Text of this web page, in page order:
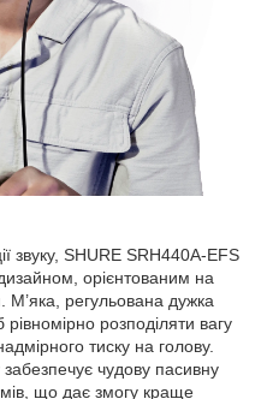
звуку, SHURE SRH440A-EFS
орієнтованим на
М’яка, регульована дужка
розподіляти вагу
тиску на голову.
забезпечує чудову пасивну
що дає змогу краще